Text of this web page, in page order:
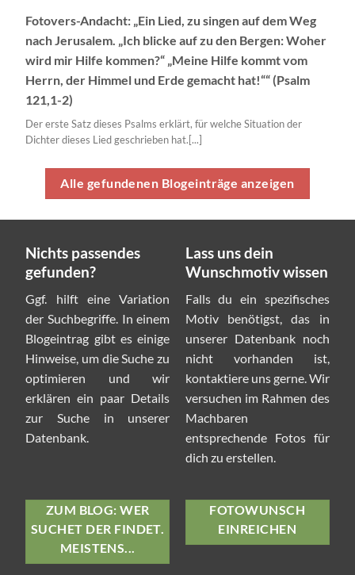
Fotovers-Andacht: „Ein Lied, zu singen auf dem Weg
nach Jerusalem. „Ich blicke auf zu den Bergen: Woher
wird mir Hilfe kommen?“ „Meine Hilfe kommt vom
Herrn, der Himmel und Erde gemacht hat!““ (Psalm
121,1-2)
Der erste Satz dieses Psalms erklärt, für welche Situation der
Dichter dieses Lied geschrieben hat.[...]
Alle gefundenen Blogeinträge anzeigen
Nichts passendes
gefunden?
Ggf. hilft eine Variation
der Suchbegriffe. In einem
Blogeintrag gibt es einige
Hinweise, um die Suche zu
optimieren und wir
erklären ein paar Details
zur Suche in unserer
Datenbank.
Lass uns dein
Wunschmotiv wissen
Falls du ein spezifisches
Motiv benötigst, das in
unserer Datenbank noch
nicht vorhanden ist,
kontaktiere uns gerne. Wir
versuchen im Rahmen des
Machbaren
entsprechende Fotos für
dich zu erstellen.
ZUM BLOG: WER
SUCHET DER FINDET.
MEISTENS...
FOTOWUNSCH
EINREICHEN